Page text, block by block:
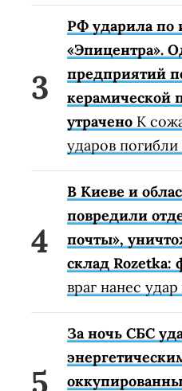
РФ ударила по
«Эпицентра».
предприятий
керамической
утрачено К
ударов
В Киеве и
повредили
почты»,
склад Rozetka:
враг нанес
За ночь СБС